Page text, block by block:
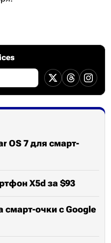
OS 7 для смарт-
X5d за $93
смарт-очки с Google